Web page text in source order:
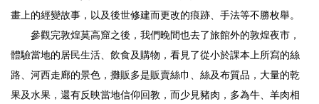
畫上的經變故事，以及後世修建而更改的痕跡、手法等不勝枚舉。
參觀完敦煌莫高窟之後，我們晚間也去了旅館外的敦煌夜市，
體驗當地的居民生活、飲食及購物，看見了從小於課本上所寫的絲
路、河西走廊的景色，攤販多是販賣絲巾、絲及布質品，大量的乾
果及水果，還有反映當地信仰回教，而少見豬肉，多為牛、羊肉相